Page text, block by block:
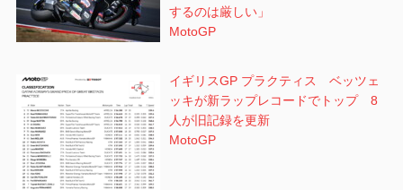
するのは厳しい」
MotoGP
イギリスGP プラクティス ベッツェ
ッキが新ラップレコードでトップ 8
人が旧記録を更新
MotoGP